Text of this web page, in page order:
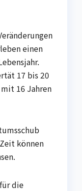
einen
17 bis 20
16 Jahren
können
die